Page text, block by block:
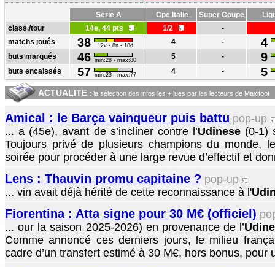
Serie A Cpe Italie Super Coupe
class./tour
14e, 44 pts 1/2
-
matchs joués
38 12v - 8n - 18d 4 - 4
buts marqués 46 min:28 - max:80 5 - 9
buts encaissés 57 min:23 - max:77 4 - 5
ACTUALITE : la sélection des infos les + lues par les lecteurs de Maxifoot
Amical : le Barça vainqueur puis battu pop-up
... a (45e), avant de s’incliner contre l’Udinese (0-1)
Toujours privé de plusieurs champions du monde,
soirée pour procéder à une large revue d’effectif et
Lens : Thauvin promu capitaine ? pop-up
... vin avait déjà hérité de cette reconnaissance à l'
Fiorentina : Atta signe pour 30 M€ (officiel)
... our la saison 2025-2026) en provenance de l’
Comme annoncé ces derniers jours, le milieu
cadre d’un transfert estimé à 30 M€, hors bonus, pour